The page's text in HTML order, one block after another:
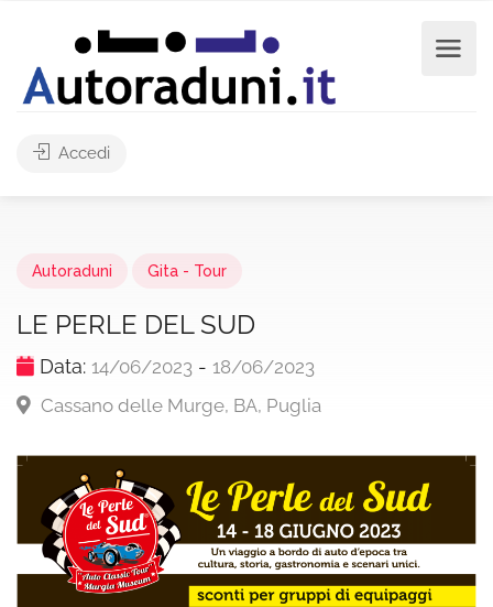
Accedi
Autoraduni Gita - Tour
LE PERLE DEL SUD
Data: 14/06/2023 - 18/06/2023
Cassano delle Murge, BA, Puglia